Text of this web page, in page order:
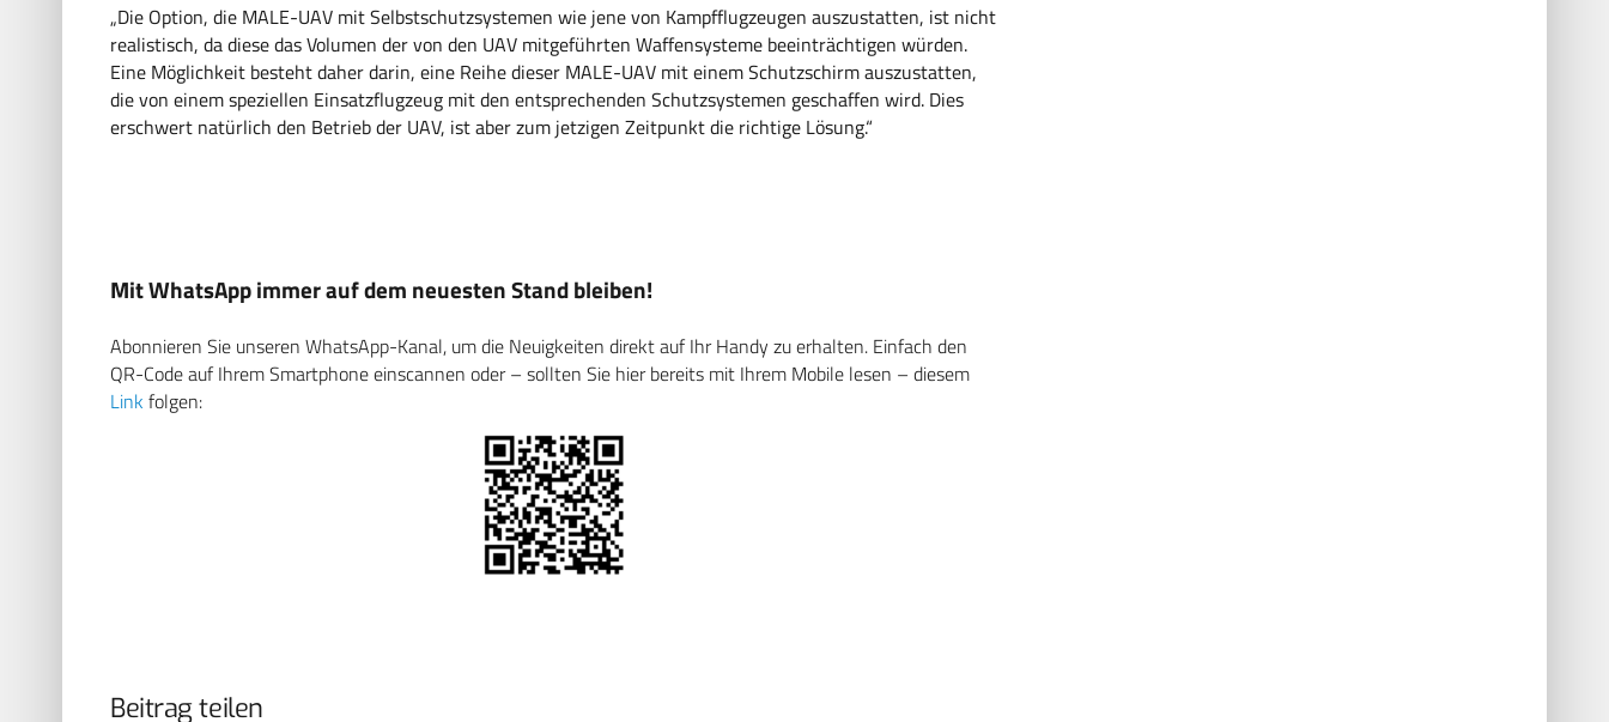
„Die Option, die MALE-UAV mit Selbstschutzsystemen wie jene von Kampfflugzeugen auszustatten, ist nicht
realistisch, da diese das Volumen der von den UAV mitgeführten Waffensysteme beeinträchtigen würden.
Eine Möglichkeit besteht daher darin, eine Reihe dieser MALE-UAV mit einem Schutzschirm auszustatten,
die von einem speziellen Einsatzflugzeug mit den entsprechenden Schutzsystemen geschaffen wird. Dies
erschwert natürlich den Betrieb der UAV, ist aber zum jetzigen Zeitpunkt die richtige Lösung.“
Mit WhatsApp immer auf dem neuesten Stand bleiben!
Abonnieren Sie unseren WhatsApp-Kanal, um die Neuigkeiten direkt auf Ihr Handy zu erhalten. Einfach den
QR-Code auf Ihrem Smartphone einscannen oder – sollten Sie hier bereits mit Ihrem Mobile lesen – diesem
Link folgen:
Beitrag teilen